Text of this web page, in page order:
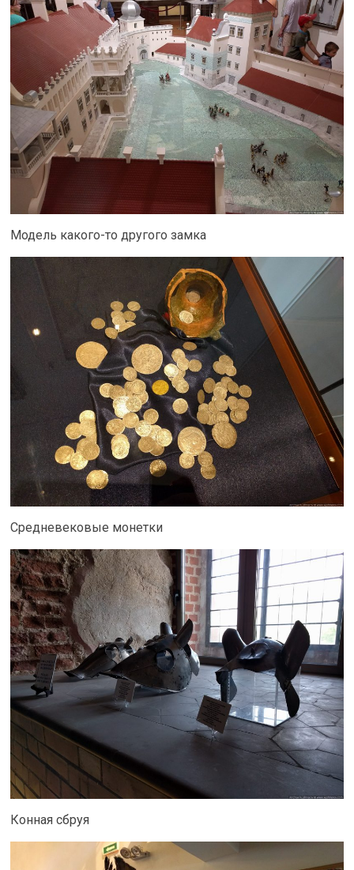
Модель какого-то другого замка
Средневековые монетки
Конная сбруя